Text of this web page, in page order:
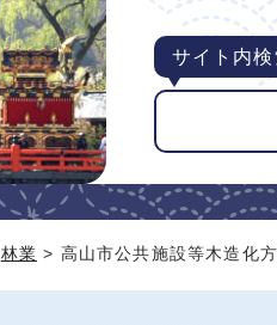
サイト内検
林業 > 高山市公共施設等木造化